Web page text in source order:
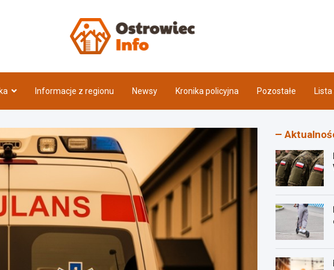
Informacje z regionu Newsy Kronika policyjna Pozostałe